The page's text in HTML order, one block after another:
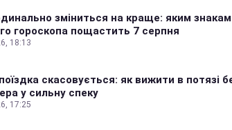
зміниться на краще: яким знакам
гороскопа пощастить 7 серпня
18:13
скасовується: як вижити в потязі
у сильну спеку
17:25